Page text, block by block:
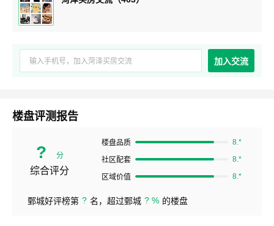
加入交流
楼盘评测报告
? 分
综合评分
鄄城好评榜第 ? 名，超过鄄城 ? % 的楼盘
楼盘品质 8.*
社区配套 8.*
区域价值 8.*